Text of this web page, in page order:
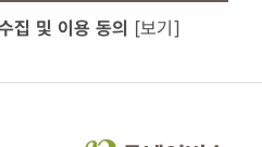
집 및 이용 동의 [보기]